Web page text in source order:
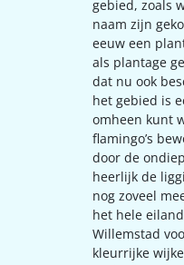
gebied, zoals
naam zijn
eeuw een
als plantage
dat nu ook
het gebied is
omheen kunt
flamingo’s
door de
heerlijk de
nog zoveel
het hele
Willemstad
kleurrijke